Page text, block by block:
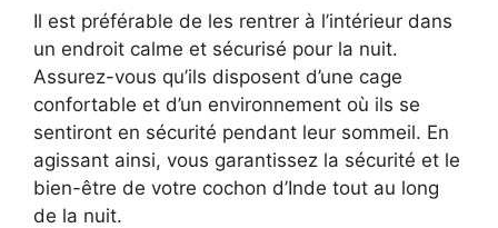
Il est préférable de les rentrer à l’intérieur dans
un endroit calme et sécurisé pour la nuit.
Assurez-vous qu’ils disposent d’une cage
confortable et d’un environnement où ils se
sentiront en sécurité pendant leur sommeil. En
agissant ainsi, vous garantissez la sécurité et le
bien-être de votre cochon d’Inde tout au long
de la nuit.